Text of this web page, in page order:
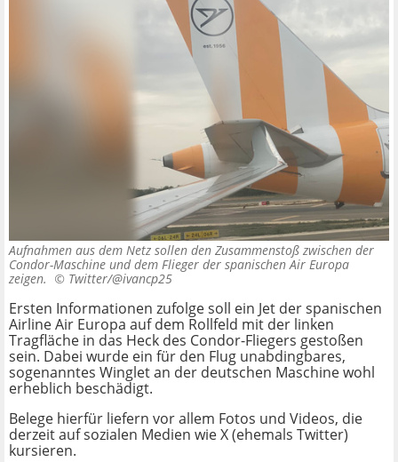
Aufnahmen aus dem Netz sollen den Zusammenstoß zwischen der
Condor-Maschine und dem Flieger der spanischen Air Europa
zeigen. © Twitter/@ivancp25
Ersten Informationen zufolge soll ein Jet der spanischen
Airline Air Europa auf dem Rollfeld mit der linken
Tragfläche in das Heck des Condor-Fliegers gestoßen
sein. Dabei wurde ein für den Flug unabdingbares,
sogenanntes Winglet an der deutschen Maschine wohl
erheblich beschädigt.
Belege hierfür liefern vor allem Fotos und Videos, die
derzeit auf sozialen Medien wie X (ehemals Twitter)
kursieren.